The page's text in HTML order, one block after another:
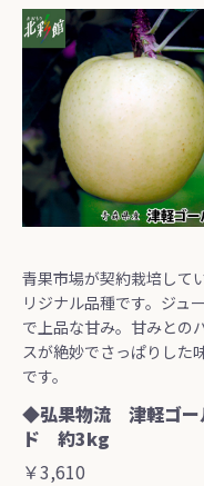
青果市場が契約栽培して
リジナル品種です。ジュ
で上品な甘み。甘みとの
スが絶妙でさっぱりした
です。
◆弘果物流 津軽ゴー
ド 約3kg
￥3,610